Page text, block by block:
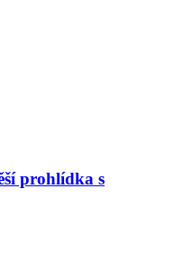
prohlídka s